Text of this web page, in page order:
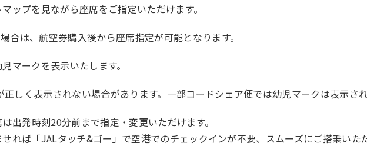
ップを見ながら座席をご指定いただけます。
合は、航空券購入後から座席指定が可能となります。
マークを表示いたします。
しく表示されない場合があります。一部コードシェア便では幼児マークは表示され
出発時刻20分前まで指定・変更いただけます。
れば「JALタッチ&ゴー」で空港でのチェックインが不要、スムーズにご搭乗いた